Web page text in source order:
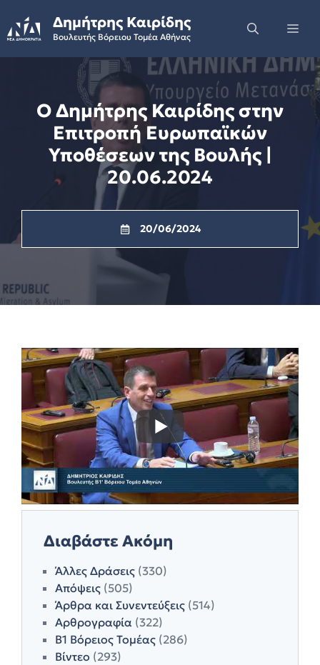
to
content
Δημήτρης Καιρίδης
Βουλευτής Βόρειου Τομέα Αθήνας
Ο Δημήτρης Καιρίδης στην
Επιτροπή Ευρωπαϊκών
Υποθέσεων της Βουλής |
20.06.2024
20/06/2024
Διαβάστε Ακόμη
Άλλες Δράσεις (330)
Απόψεις (505)
Άρθρα και Συνεντεύξεις (514)
Αρθρογραφία (322)
Β1 Βόρειος Τομέας (286)
Βίντεο (293)